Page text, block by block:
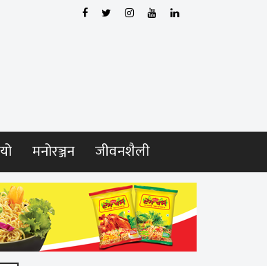
मनोरञ्जन जीवनशैली